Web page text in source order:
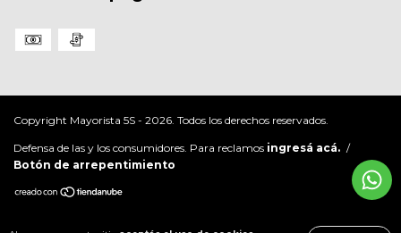
Copyright Mayorista 5S - 2026. Todos los derechos reservados.
Defensa de las y los consumidores. Para reclamos ingresá acá. /
Botón de arrepentimiento